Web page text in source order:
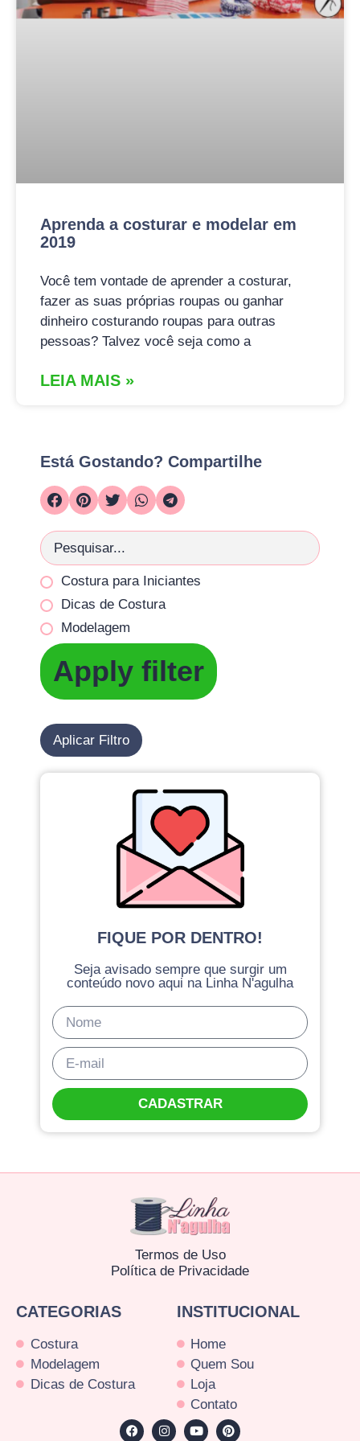
Aprenda a costurar e modelar em
2019
Você tem vontade de aprender a costurar,
fazer as suas próprias roupas ou ganhar
dinheiro costurando roupas para outras
pessoas? Talvez você seja como a
LEIA MAIS »
Está Gostando? Compartilhe
Costura para Iniciantes
Dicas de Costura
Modelagem
Apply filter
Aplicar Filtro
FIQUE POR DENTRO!
Seja avisado sempre que surgir um
conteúdo novo aqui na Linha N'agulha
CADASTRAR
Termos de Uso
Política de Privacidade
CATEGORIAS
Costura
Modelagem
Dicas de Costura
INSTITUCIONAL
Home
Quem Sou
Loja
Contato